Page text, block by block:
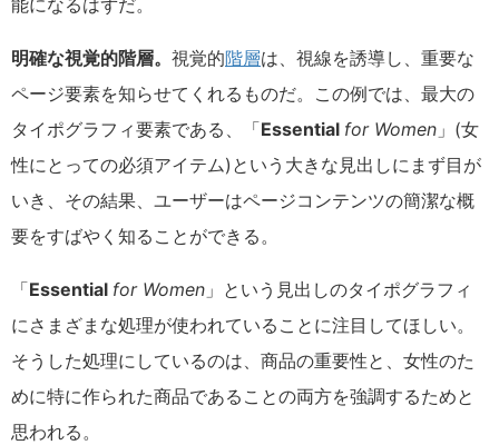
能になるはずだ。
明確な視覚的階層。 視覚的階層は、視線を誘導し、重要な
ページ要素を知らせてくれるものだ。この例では、最大の
タイポグラフィ要素である、「Essential for Women 」(女
性にとっての必須アイテム)という大きな見出しにまず目が
いき、その結果、ユーザーはページコンテンツの簡潔な概
要をすばやく知ることができる。
「Essential for Women 」という見出しのタイポグラフィ
にさまざまな処理が使われていることに注目してほしい。
そうした処理にしているのは、商品の重要性と、女性のた
めに特に作られた商品であることの両方を強調するためと
思われる。